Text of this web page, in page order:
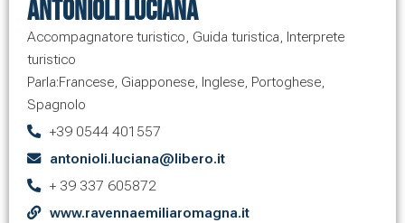
Antonioli Luciana
Accompagnatore turistico, Guida turistica, Interprete
turistico
Parla:Francese, Giapponese, Inglese, Portoghese,
Spagnolo
+39 0544 401557
antonioli.luciana@libero.it
+ 39 337 605872
www.ravennaemiliaromagna.it